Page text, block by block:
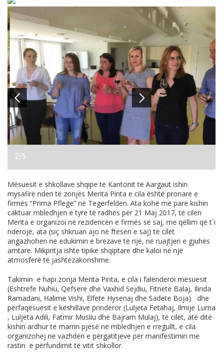
2/5
Mësuesit e shkollave shqipe të Kantonit të Aargaut ishin
mysafirë nderi të zonjës Merita Pinta e cila është pronare e
firmës “Prima Pflege” në Tegerfelden. Ata kohë më parë kishin
caktuar mbledhjen e tyre të radhës për 21 Maj 2017, të cilën
Merita e organizoi në rezidencën e firmës së saj, me qëllim që t`i
nderojë, ata (siç shkruan ajo në ftesën e saj) të cilët
angazhohen në edukimin e brezave të rijë, në ruajtjen e gjuhës
amtare. Mikpritja ishte tipike shqiptare dhe kaloi në një
atmosferë të jashtëzakonshme.
Takimin e hapi zonja Merita Pinta, e cila i falënderoi mësuesit
(Eshtrefe Nuhiu, Qefsere dhe Vaxhid Sejdiu, Fitnete Balaj, Ilirida
Ramadani, Halime Vishi, Elfete Hysenaj dhe Sadete Boja) dhe
përfaqësuesit e këshillave prindëror (Luljeta Fetahaj, Ilmije Luma
, Luljeta Adili, Fatmir Musliu dhe Bajram Mulaj), të cilët, atë ditë
kishin ardhur të marrin pjesë në mbledhjen e rregullt, e cila
organizohej në vazhdën e përgatitjeve për manifestimin me
rastin e përfundimit të vitit shkollor.